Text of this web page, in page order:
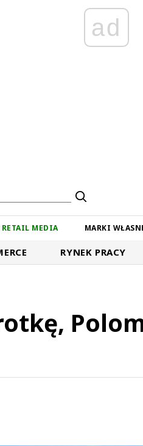
ad
RETAIL MEDIA MARKI
RYNEK PRACY